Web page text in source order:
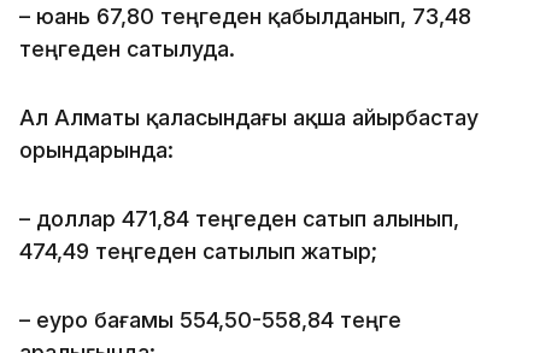
– юань 67,80 теңгеден қабылданып, 73,48
теңгеден сатылуда.
Ал Алматы қаласындағы ақша айырбастау
орындарында:
– доллар 471,84 теңгеден сатып алынып,
474,49 теңгеден сатылып жатыр;
– еуро бағамы 554,50-558,84 теңге